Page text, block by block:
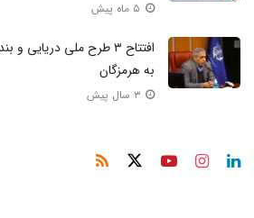
افتتاح ۳ طرح ملی
به هرمزگان